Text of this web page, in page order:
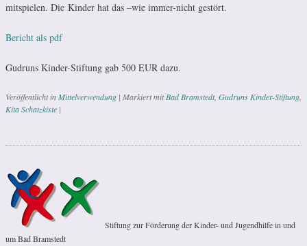
mitspielen. Die Kinder hat das –wie immer-nicht gestört.
Bericht als pdf
Gudruns Kinder-Stiftung gab 500 EUR dazu.
Veröffentlicht inMittelverwendung | Markiert mitBad Bramstedt, Gudruns Kinder-Stiftung,
Kita Schatzkiste |
Artikel-Navigation
Stiftung zur Förderung der Kinder- und Jugendhilfe in und
um Bad Bramstedt